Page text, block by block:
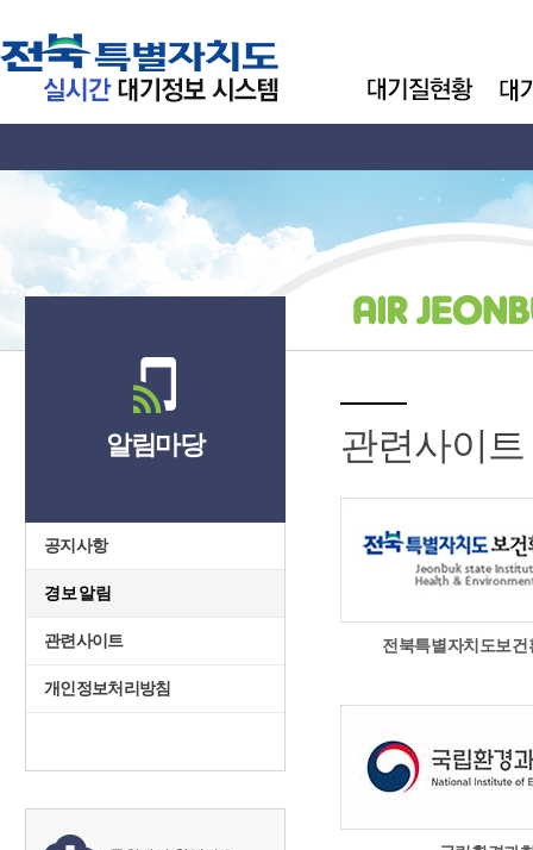
알림마당
공지사항
경보알림
관련사이트
개인정보처리방침
관련사이트
전북특별자치도보건